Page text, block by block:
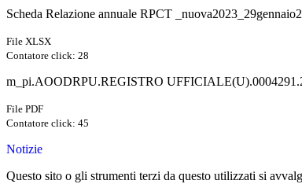
Scheda Relazione annuale RPCT
File XLSX
Contatore click: 28
m_pi.AOODRPU.REGISTRO
File PDF
Contatore click: 45
Notizie
Questo sito o gli strumenti terzi da questo utilizzati si